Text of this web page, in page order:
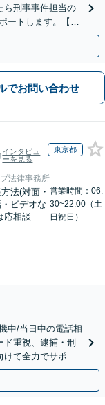
ら刑事事件担当の
ートします。【毎
でお問い合わせ
インタビュ
ーを見る
東京都
法律事務所
法(対面・
ビデオな
応相談
営業時間：06:
30~22:00（土
日祝日）
中/当日中の電話相
重視、逮捕・刑
けて全力でサポー